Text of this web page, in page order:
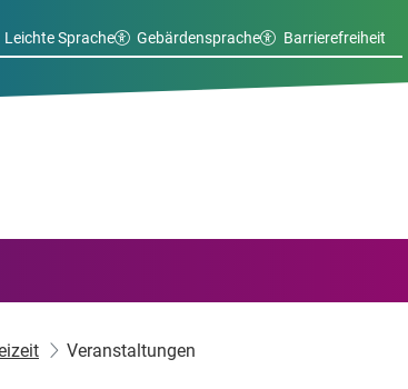
Leichte Sprache Gebärdensprache Barrierefreiheit
Veranstaltungen